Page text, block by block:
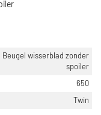
Beugel wisserblad zonder
spoiler
650
Twin